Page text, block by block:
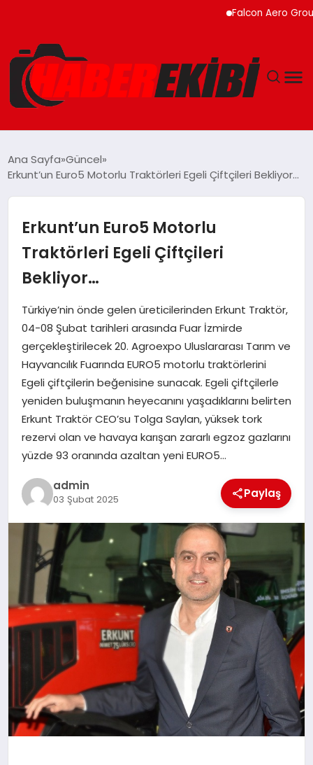
Falcon Aero Group,
EĞITIM
EKONOMI
SAĞLIK
SPOR
TEKNOLOJI
YAŞAM
Ana Sayfa Güncel
Erkunt’un Euro5 Motorlu Traktörleri Egeli Çiftçileri Bekliyor…
Erkunt’un Euro5 Motorlu
Traktörleri Egeli Çiftçileri
Bekliyor…
Türkiye’nin önde gelen üreticilerinden Erkunt Traktör,
04-08 Şubat tarihleri arasında Fuar İzmirde
gerçekleştirilecek 20. Agroexpo Uluslararası Tarım ve
Hayvancılık Fuarında EURO5 motorlu traktörlerini
Egeli çiftçilerin beğenisine sunacak. Egeli çiftçilerle
yeniden buluşmanın heyecanını yaşadıklarını belirten
Erkunt Traktör CEO’su Tolga Saylan, yüksek tork
rezervi olan ve havaya karışan zararlı egzoz gazlarını
yüzde 93 oranında azaltan yeni EURO5…
admin
03 Şubat 2025 Paylaş